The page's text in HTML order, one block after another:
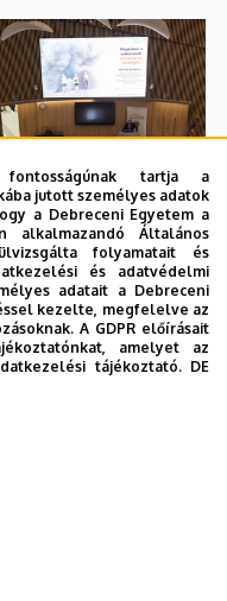
tartja a
jutott személyes adatok
a Debreceni Egyetem a
alkalmazandó Általános
folyamatait és
és adatvédelmi
adatait a Debreceni
kezelte, megfelelve az
A GDPR előírásait
amelyet az
tájékoztató. DE